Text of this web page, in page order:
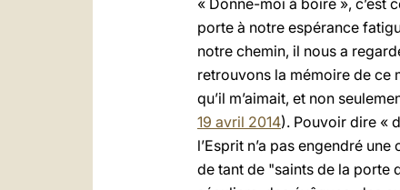
« Donne-moi à boire », c’est
porte à notre espérance
notre chemin, il nous a
retrouvons la mémoire de ce
qu’il m’aimait, et non
19 avril 2014). Pouvoir dire «
l’Esprit n’a pas engendré
de tant de "saints de la porte